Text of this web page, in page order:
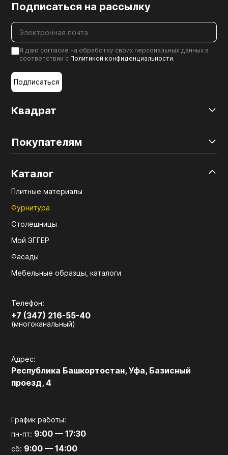
Квадрат
Покупателям
Каталог
Плитные материалы
Фурнитура
Столешницы
Мой ЭГГЕР
Фасады
Мебельные образцы, каталоги
Телефон:
+7 (347) 216-55-40
(многоканальный)
Адрес:
Республика Башкортостан, Уфа, Базисный
проезд, 4
График работы:
пн-пт: 9:00 — 17:30
сб: 9:00 — 14:00
Подписаться на рассылку
Я даю согласие на обработку своих персональных данных в
соответствии с Политикой конфиденциальности.
Подписаться